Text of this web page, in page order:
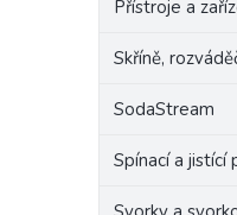
Přístroje a
Skříně,
SodaStream
Spínací a jistící